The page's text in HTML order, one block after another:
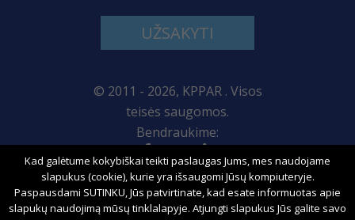
UŽSAKYTI
© 2011 - 2026, KPPAR . Visos
teisės saugomos.
Bendraukime:
Svetainės žemėlapis
Kad galėtume kokybiškai teikti paslaugas Jums, mes naudojame
slapukus (cookie), kurie yra išsaugomi Jūsų kompiuteryje.
Paspausdami SUTINKU, Jūs patvirtinate, kad esate informuotas apie
slapukų naudojimą mūsų tinklalapyje. Atjungti slapukus Jūs galite savo